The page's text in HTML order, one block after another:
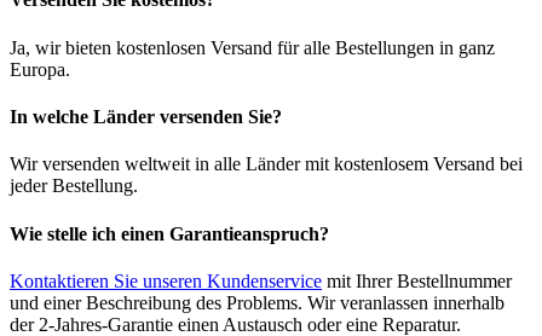
Ja, wir bieten kostenlosen Versand für alle Bestellungen in ganz
Europa.
In welche Länder versenden Sie?
Wir versenden weltweit in alle Länder mit kostenlosem Versand bei
jeder Bestellung.
Wie stelle ich einen Garantieanspruch?
Kontaktieren Sie unseren Kundenservice mit Ihrer Bestellnummer
und einer Beschreibung des Problems. Wir veranlassen innerhalb
der 2-Jahres-Garantie einen Austausch oder eine Reparatur.